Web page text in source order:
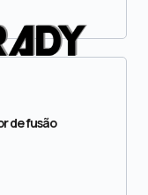
de fusão